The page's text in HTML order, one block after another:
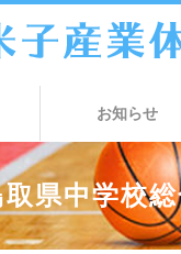
お知らせ
取県中学校